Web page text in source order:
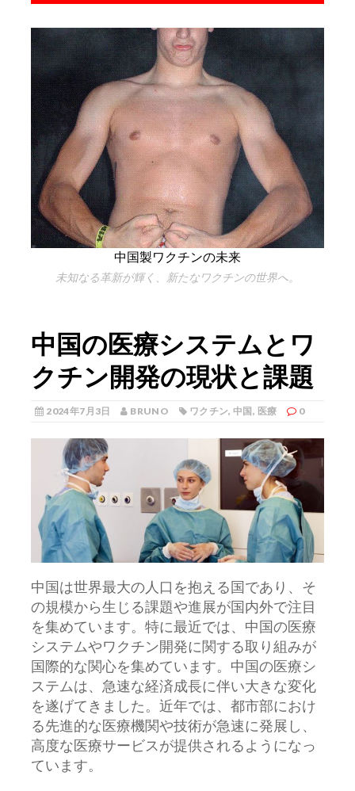
中国製ワクチンの未来
未知なる革新が輝く、新たなワクチンの世界へ。
中国の医療システムとワ
クチン開発の現状と課題
2024年7月3日 BRUNO ワクチン,中国, 医療 0
中国は世界最大の人口を抱える国であり、そ
の規模から生じる課題や進展が国内外で注目
を集めています。 特に最近では、中国の医療
システムやワクチン開発に関する取り組みが
国際的な関心を集めています。中国の医療シ
ステムは、急速な経済成長に伴い大きな変化
を遂げてきました。近年では、都市部におけ
る先進的な医療機関や技術が急速に発展し、
高度な医療サービスが提供されるようになっ
ています。